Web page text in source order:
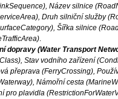
Název silnice
Druh silniční služby
Šířka silnice
.
dopravy (Water Transport
Stav vodního zařízení
přeprava (FerryCrossing),
Námořní cesta
pro plavidla